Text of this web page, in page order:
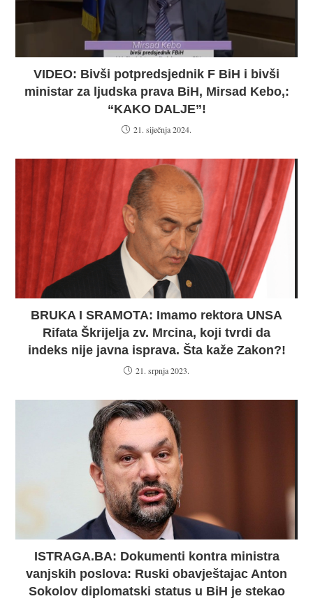
VIDEO: Bivši potpredsjednik F BiH i bivši
ministar za ljudska prava BiH, Mirsad Kebo,:
“KAKO DALJE”!
21. siječnja 2024.
BRUKA I SRAMOTA: Imamo rektora UNSA
Rifata Škrijelja zv. Mrcina, koji tvrdi da
indeks nije javna isprava. Šta kaže Zakon?!
21. srpnja 2023.
ISTRAGA.BA: Dokumenti kontra ministra
vanjskih poslova: Ruski obavještajac Anton
Sokolov diplomatski status u BiH je stekao